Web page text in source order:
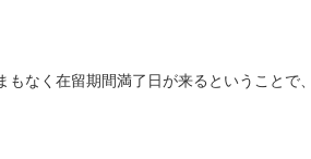
もなく在留期間満了日が来るということで